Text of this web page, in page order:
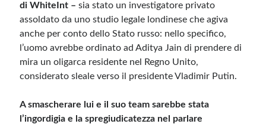
di WhiteInt –sia stato un investigatore privato
assoldato da uno studio legale londinese che agiva
anche per conto dello Stato russo: nello specifico,
l’uomo avrebbe ordinato ad Aditya Jain di prendere di
mira un oligarca residente nel Regno Unito,
considerato sleale verso il presidente Vladimir Putin.
A smascherare lui e il suo team sarebbe stata
l’ingordigia e la spregiudicatezza nel parlare